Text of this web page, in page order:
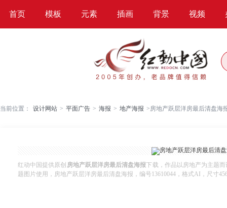
首页 模板 元素 插画 背景 视频
当前位置： 设计网站 > 平面广告 > 海报 > 地产海报 >房地产跃层洋房最后清盘海
红动中国提供原创 房地产跃层洋房最后清盘海报下载，作品以房地产为主题
题图片使用，房地产跃层洋房最后清盘海报，编号13610044，格式AI，尺寸